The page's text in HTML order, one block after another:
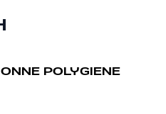
POLYGIENE